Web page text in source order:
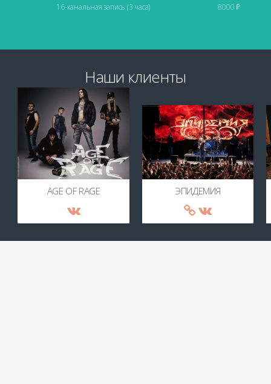
16-канальная запись (3 часа) 8000 ₽
Наши клиенты
AGE OF RAGE ЭПИДЕМИЯ